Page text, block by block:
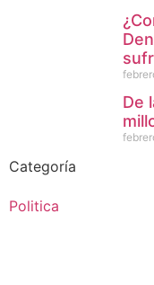
De
Categoría
Politica